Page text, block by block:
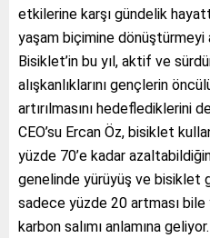
etkilerine karşı gündelik
yaşam biçimine dönüştürmeyi
Bisiklet’in bu yıl, aktif ve
alışkanlıklarını gençlerin
artırılmasını hedeflediklerini
CEO’su Ercan Öz, bisiklet
yüzde 70’e kadar
genelinde yürüyüş ve bisiklet
sadece yüzde 20 artması bile
karbon salımı anlamına